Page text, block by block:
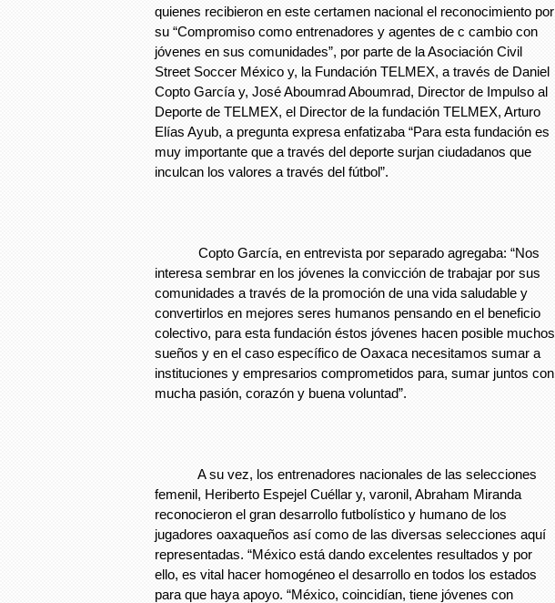
quienes recibieron en este certamen nacional el reconocimiento por
su “Compromiso como entrenadores y agentes de c cambio con
jóvenes en sus comunidades”, por parte de la Asociación Civil
Street Soccer México y, la Fundación TELMEX, a través de Daniel
Copto García y, José Aboumrad Aboumrad, Director de Impulso al
Deporte de TELMEX, el Director de la fundación TELMEX, Arturo
Elías Ayub, a pregunta expresa enfatizaba “Para esta fundación es
muy importante que a través del deporte surjan ciudadanos que
inculcan los valores a través del fútbol”.
Copto García, en entrevista por separado agregaba: “Nos
interesa sembrar en los jóvenes la convicción de trabajar por sus
comunidades a través de la promoción de una vida saludable y
convertirlos en mejores seres humanos pensando en el beneficio
colectivo, para esta fundación éstos jóvenes hacen posible muchos
sueños y en el caso específico de Oaxaca necesitamos sumar a
instituciones y empresarios comprometidos para, sumar juntos con
mucha pasión, corazón y buena voluntad”.
A su vez, los entrenadores nacionales de las selecciones
femenil, Heriberto Espejel Cuéllar y, varonil, Abraham Miranda
reconocieron el gran desarrollo futbolístico y humano de los
jugadores oaxaqueños así como de las diversas selecciones aquí
representadas. “México está dando excelentes resultados y por
ello, es vital hacer homogéneo el desarrollo en todos los estados
para que haya apoyo. “México, coincidían, tiene jóvenes con